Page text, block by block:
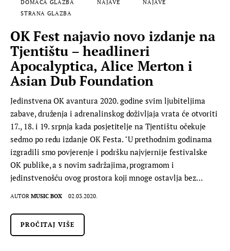
DOMAĆA GLAZBA NAJAVE
NAJAVE
STRANA GLAZBA
OK Fest najavio novo izdanje na
Tjentištu – headlineri
Apocalyptica, Alice Merton i
Asian Dub Foundation
Jedinstvena OK avantura 2020. godine svim ljubiteljima
zabave, druženja i adrenalinskog doživljaja vrata će otvoriti
17., 18. i 19. srpnja kada posjetitelje na Tjentištu očekuje
sedmo po redu izdanje OK Festa. "U prethodnim godinama
izgradili smo povjerenje i podršku najvjernije festivalske
OK publike, a s novim sadržajima, programom i
jedinstvenošću ovog prostora koji mnoge ostavlja bez…
AUTOR MUSIC BOX 02.03.2020.
PROČITAJ VIŠE